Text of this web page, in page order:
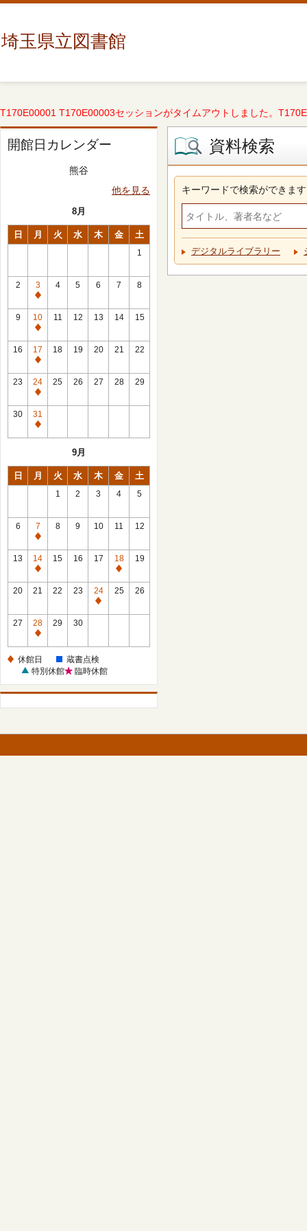
埼玉県立図書館
T170E00001 T170E00003セッションがタイムアウトしました。
開館日カレンダー
熊谷
他を見る
8月
日 月 火 水 木 金 土
1
2
3
休
館
日
4 5 6 7 8
9
10
休
館
日
11 12 13 14 15
16
17
休
館
日
18 19 20 21 22
23
24
休
館
日
25 26 27 28 29
30
31
休
9月
日 月 火 水 木 金 土
1 2 3 4 5
6
7
休
館
日
8 9 10 11 12
13
14
休
館
15 16 17
18
休
館
19
20 21 22 23
24
休
25 26
27
28
休
日
29 30
休館日
蔵書点検
特別休館
臨時休館
資料検索
キーワードで検索ができます
デジタルライブラリー